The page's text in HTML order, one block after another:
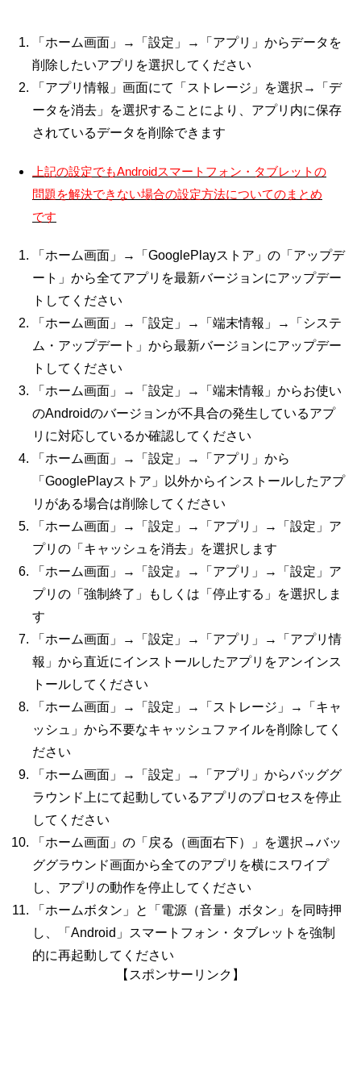
「ホーム画面」→「設定」→「アプリ」からデータを
削除したいアプリを選択してください
「アプリ情報」画面にて「ストレージ」を選択→「デ
ータを消去」を選択することにより、アプリ内に保存
されているデータを削除できます
上記の設定でもAndroidスマートフォン・タブレットの
問題を解決できない場合の設定方法についてのまとめ
です
「ホーム画面」→「GooglePlayストア」の「アップデ
ート」から全てアプリを最新バージョンにアップデー
トしてください
「ホーム画面」→「設定」→「端末情報」→「システ
ム・アップデート」から最新バージョンにアップデー
トしてください
「ホーム画面」→「設定」→「端末情報」からお使い
のAndroidのバージョンが不具合の発生しているアプ
リに対応しているか確認してください
「ホーム画面」→「設定」→「アプリ」から
「GooglePlayストア」以外からインストールしたアプ
リがある場合は削除してください
「ホーム画面」→「設定」→「アプリ」→「設定」ア
プリの「キャッシュを消去」を選択します
「ホーム画面」→「設定』→「アプリ」→「設定」ア
プリの「強制終了」もしくは「停止する」を選択しま
す
「ホーム画面」→「設定」→「アプリ」→「アプリ情
報」から直近にインストールしたアプリをアンインス
トールしてください
「ホーム画面」→「設定」→「ストレージ」→「キャ
ッシュ」から不要なキャッシュファイルを削除してく
ださい
「ホーム画面」→「設定」→「アプリ」からバッググ
ラウンド上にて起動しているアプリのプロセスを停止
してください
「ホーム画面」の「戻る（画面右下）」を選択→バッ
ググラウンド画面から全てのアプリを横にスワイプ
し、アプリの動作を停止してください
「ホームボタン」と「電源（音量）ボタン」を同時押
し、「Android」スマートフォン・タブレットを強制
的に再起動してください
【スポンサーリンク】